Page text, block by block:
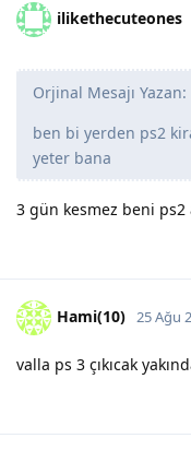
ilikethecuteones
Orjinal Mesajı Yazan:
ben bi yerden ps2
yeter bana
3 gün kesmez beni
Hami(10) 25 Ağu
valla ps 3 çıkıcak